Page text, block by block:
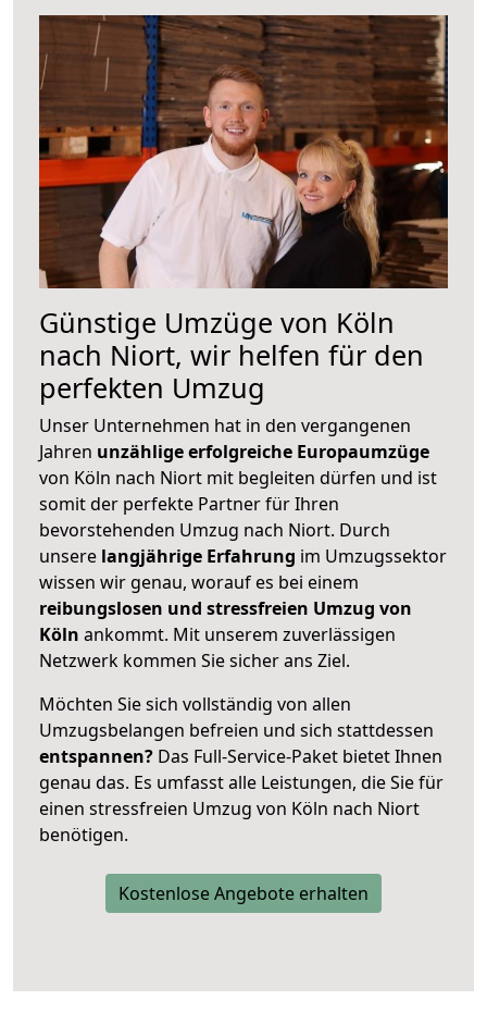
Günstige Umzüge von Köln
nach Niort, wir helfen für den
perfekten Umzug
Unser Unternehmen hat in den vergangenen
Jahren unzählige erfolgreiche Europaumzüge
von Köln nach Niort mit begleiten dürfen und ist
somit der perfekte Partner für Ihren
bevorstehenden Umzug nach Niort. Durch
unsere langjährige Erfahrung im Umzugssektor
wissen wir genau, worauf es bei einem
reibungslosen und stressfreien Umzug von
Köln ankommt. Mit unserem zuverlässigen
Netzwerk kommen Sie sicher ans Ziel.
Möchten Sie sich vollständig von allen
Umzugsbelangen befreien und sich stattdessen
entspannen? Das Full-Service-Paket bietet Ihnen
genau das. Es umfasst alle Leistungen, die Sie für
einen stressfreien Umzug von Köln nach Niort
benötigen.
Kostenlose Angebote erhalten